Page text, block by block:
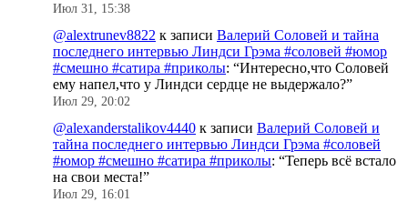
Июл 31, 15:38
@alextrunev8822 к записи Валерий Соловей и тайна
последнего интервью Линдси Грэма #соловей #юмор
#смешно #сатира #приколы: “Интересно,что Соловей
ему напел,что у Линдси сердце не выдержало?”
Июл 29, 20:02
@alexanderstalikov4440 к записи Валерий Соловей и
тайна последнего интервью Линдси Грэма #соловей
#юмор #смешно #сатира #приколы: “Теперь всё встало
на свои места!”
Июл 29, 16:01